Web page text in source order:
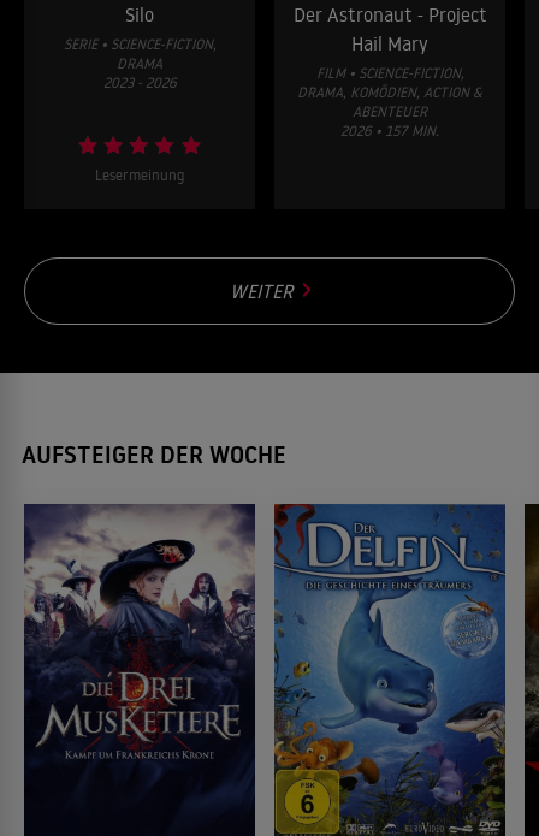
Silo
SERIE • SCIENCE-FICTION,
DRAMA
2023 - 2026
Lesermeinung
Der Astronaut - Project
Hail Mary
FILM • SCIENCE-FICTION,
DRAMA, KOMÖDIEN, ACTION &
ABENTEUER
2026 • 157 MIN.
WEITER
AUFSTEIGER DER WOCHE